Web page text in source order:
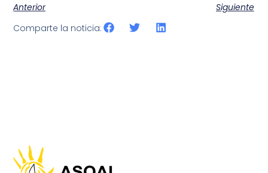
Anterior
Siguiente
Comparte la noticia: